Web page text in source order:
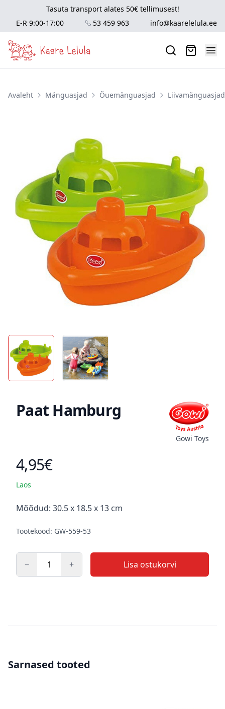
Tasuta transport alates 50€ tellimusest!
E-R 9:00-17:00
53 459 963 info@kaarelelula.ee
Avaleht Mänguasjad Õuemänguasjad Liivamänguasjad
Paat Hamburg
Gowi Toys
Toote hind
4,95€
Laos
Kirjeldus
Mõõdud: 30.5 x 18.5 x 13 cm
Tootekood: GW-559-53
− + Lisa ostukorvi
Sarnased tooted